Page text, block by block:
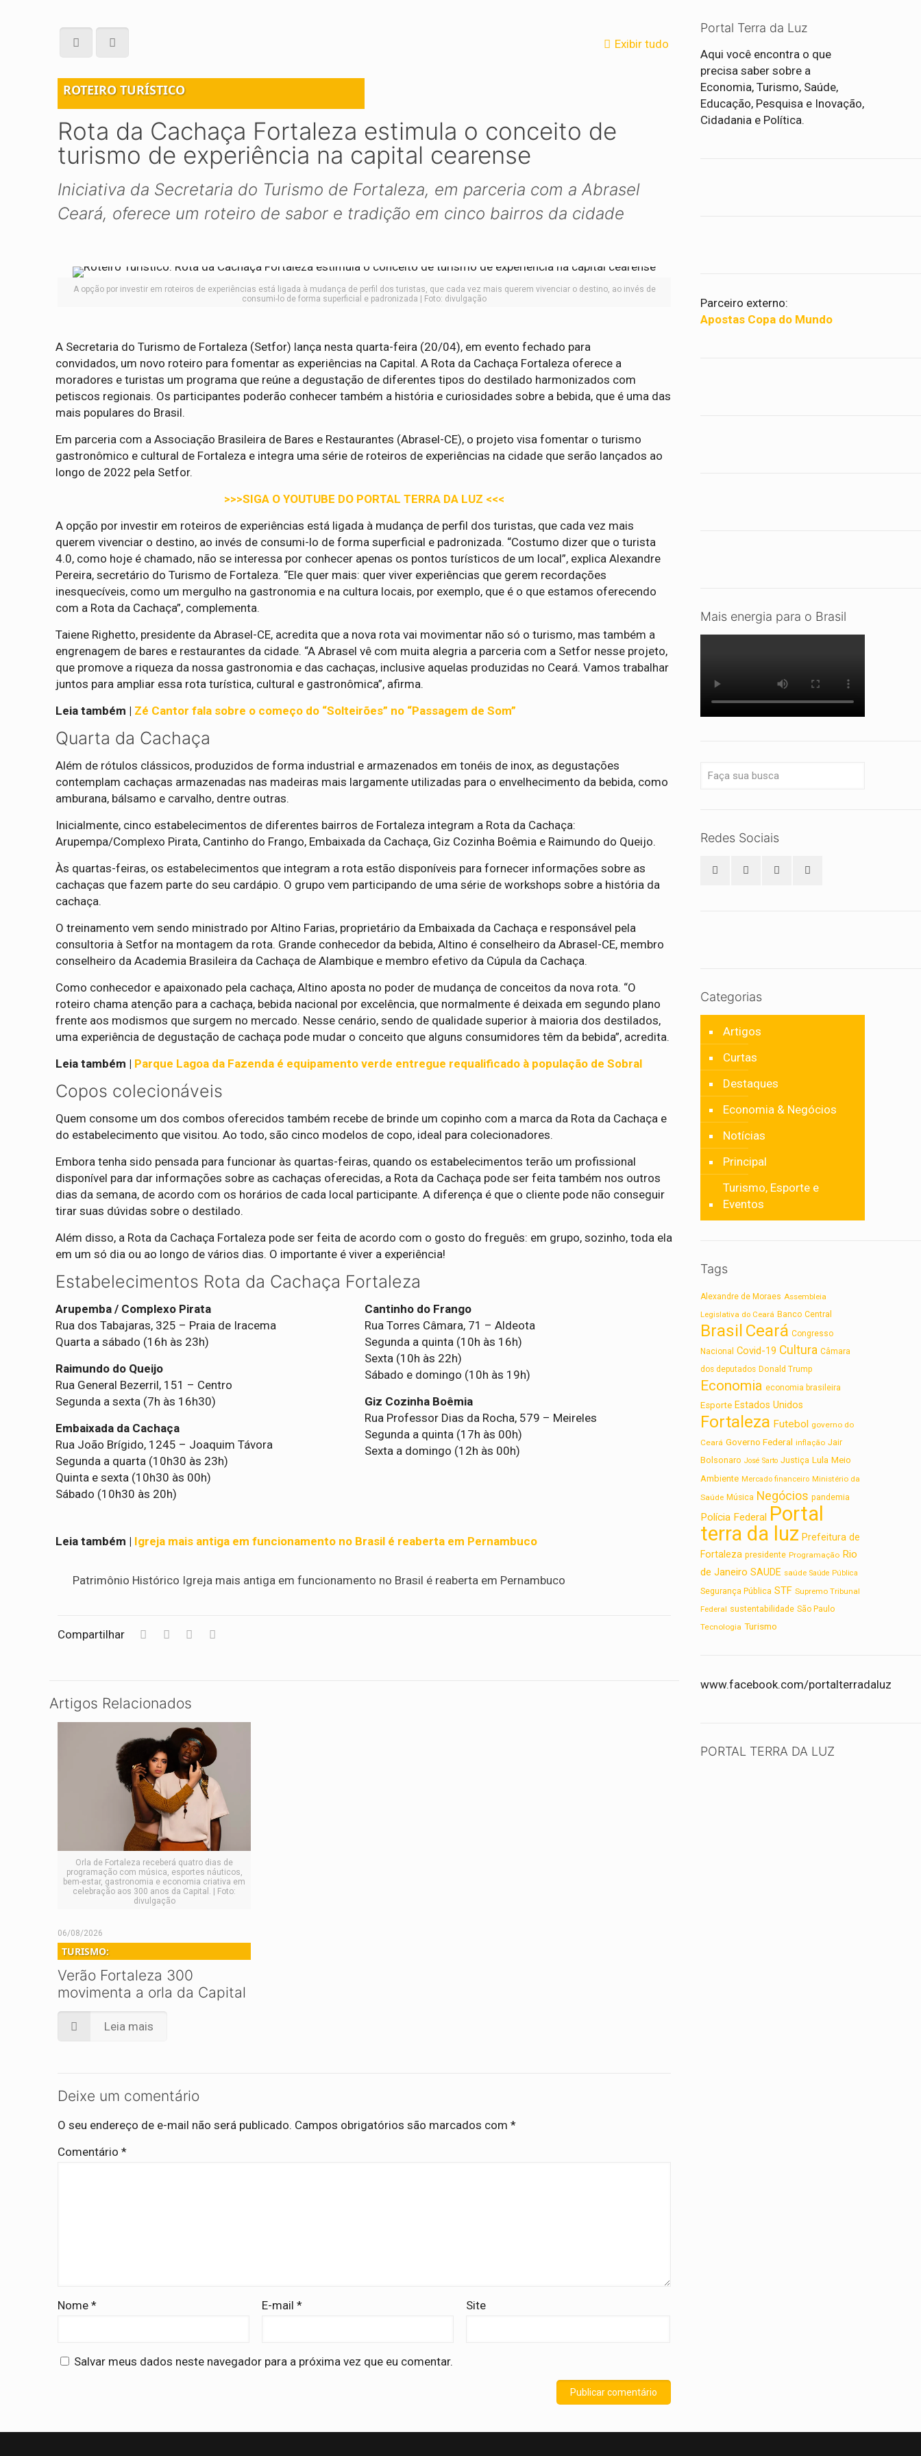
Exibir tudo
ROTEIRO TURÍSTICO
Rota da Cachaça Fortaleza estimula o conceito de
turismo de experiência na capital cearense
Iniciativa da Secretaria do Turismo de Fortaleza, em parceria com a Abrasel
Ceará, oferece um roteiro de sabor e tradição em cinco bairros da cidade
A opção por investir em roteiros de experiências está ligada à mudança de perfil dos turistas, que cada vez mais querem vivenciar o destino, ao invés de
consumi-lo de forma superficial e padronizada | Foto: divulgação
A Secretaria do Turismo de Fortaleza (Setfor) lança nesta quarta-feira (20/04), em evento fechado para
convidados, um novo roteiro para fomentar as experiências na Capital. A Rota da Cachaça Fortaleza oferece a
moradores e turistas um programa que reúne a degustação de diferentes tipos do destilado harmonizados com
petiscos regionais. Os participantes poderão conhecer também a história e curiosidades sobre a bebida, que é uma das
mais populares do Brasil.
Em parceria com a Associação Brasileira de Bares e Restaurantes (Abrasel-CE), o projeto visa fomentar o turismo
gastronômico e cultural de Fortaleza e integra uma série de roteiros de experiências na cidade que serão lançados ao
longo de 2022 pela Setfor.
>>>SIGA O YOUTUBE DO PORTAL TERRA DA LUZ <<<
A opção por investir em roteiros de experiências está ligada à mudança de perfil dos turistas, que cada vez mais
querem vivenciar o destino, ao invés de consumi-lo de forma superficial e padronizada. “Costumo dizer que o turista
4.0, como hoje é chamado, não se interessa por conhecer apenas os pontos turísticos de um local”, explica Alexandre
Pereira, secretário do Turismo de Fortaleza. “Ele quer mais: quer viver experiências que gerem recordações
inesquecíveis, como um mergulho na gastronomia e na cultura locais, por exemplo, que é o que estamos oferecendo
com a Rota da Cachaça”, complementa.
Taiene Righetto, presidente da Abrasel-CE, acredita que a nova rota vai movimentar não só o turismo, mas também a
engrenagem de bares e restaurantes da cidade. “A Abrasel vê com muita alegria a parceria com a Setfor nesse projeto,
que promove a riqueza da nossa gastronomia e das cachaças, inclusive aquelas produzidas no Ceará. Vamos trabalhar
juntos para ampliar essa rota turística, cultural e gastronômica”, afirma.
Leia também | Zé Cantor fala sobre o começo do “Solteirões” no “Passagem de Som”
Quarta da Cachaça
Além de rótulos clássicos, produzidos de forma industrial e armazenados em tonéis de inox, as degustações
contemplam cachaças armazenadas nas madeiras mais largamente utilizadas para o envelhecimento da bebida, como
amburana, bálsamo e carvalho, dentre outras.
Inicialmente, cinco estabelecimentos de diferentes bairros de Fortaleza integram a Rota da Cachaça:
Arupempa/Complexo Pirata, Cantinho do Frango, Embaixada da Cachaça, Giz Cozinha Boêmia e Raimundo do Queijo.
Às quartas-feiras, os estabelecimentos que integram a rota estão disponíveis para fornecer informações sobre as
cachaças que fazem parte do seu cardápio. O grupo vem participando de uma série de workshops sobre a história da
cachaça.
O treinamento vem sendo ministrado por Altino Farias, proprietário da Embaixada da Cachaça e responsável pela
consultoria à Setfor na montagem da rota. Grande conhecedor da bebida, Altino é conselheiro da Abrasel-CE, membro
conselheiro da Academia Brasileira da Cachaça de Alambique e membro efetivo da Cúpula da Cachaça.
Como conhecedor e apaixonado pela cachaça, Altino aposta no poder de mudança de conceitos da nova rota. “O
roteiro chama atenção para a cachaça, bebida nacional por excelência, que normalmente é deixada em segundo plano
frente aos modismos que surgem no mercado. Nesse cenário, sendo de qualidade superior à maioria dos destilados,
uma experiência de degustação de cachaça pode mudar o conceito que alguns consumidores têm da bebida”, acredita.
Leia também | Parque Lagoa da Fazenda é equipamento verde entregue requalificado à população de Sobral
Copos colecionáveis
Quem consome um dos combos oferecidos também recebe de brinde um copinho com a marca da Rota da Cachaça e
do estabelecimento que visitou. Ao todo, são cinco modelos de copo, ideal para colecionadores.
Embora tenha sido pensada para funcionar às quartas-feiras, quando os estabelecimentos terão um profissional
disponível para dar informações sobre as cachaças oferecidas, a Rota da Cachaça pode ser feita também nos outros
dias da semana, de acordo com os horários de cada local participante. A diferença é que o cliente pode não conseguir
tirar suas dúvidas sobre o destilado.
Além disso, a Rota da Cachaça Fortaleza pode ser feita de acordo com o gosto do freguês: em grupo, sozinho, toda ela
em um só dia ou ao longo de vários dias. O importante é viver a experiência!
Estabelecimentos Rota da Cachaça Fortaleza
Arupemba / Complexo Pirata
Rua dos Tabajaras, 325 – Praia de Iracema
Quarta a sábado (16h às 23h)
Raimundo do Queijo
Rua General Bezerril, 151 – Centro
Segunda a sexta (7h às 16h30)
Embaixada da Cachaça
Rua João Brígido, 1245 – Joaquim Távora
Segunda a quarta (10h30 às 23h)
Quinta e sexta (10h30 às 00h)
Sábado (10h30 às 20h)
Cantinho do Frango
Rua Torres Câmara, 71 – Aldeota
Segunda a quinta (10h às 16h)
Sexta (10h às 22h)
Sábado e domingo (10h às 19h)
Giz Cozinha Boêmia
Rua Professor Dias da Rocha, 579 – Meireles
Segunda a quinta (17h às 00h)
Sexta a domingo (12h às 00h)
Leia também | Igreja mais antiga em funcionamento no Brasil é reaberta em Pernambuco
Patrimônio Histórico Igreja mais antiga em funcionamento no Brasil é reaberta em Pernambuco
Compartilhar
Artigos Relacionados
Orla de Fortaleza receberá quatro dias de
programação com música, esportes náuticos,
bem-estar, gastronomia e economia criativa em
celebração aos 300 anos da Capital. | Foto:
divulgação
06/08/2026
TURISMO:
Verão Fortaleza 300
movimenta a orla da Capital
Leia mais
Deixe um comentário
O seu endereço de e-mail não será publicado. Campos obrigatórios são marcados com *
Comentário *
Nome * E-mail* Site
Salvar meus dados neste navegador para a próxima vez que eu comentar.
Portal Terra da Luz
Aqui você encontra o que
precisa saber sobre a
Economia, Turismo, Saúde,
Educação, Pesquisa e Inovação,
Cidadania e Política.
Parceiro externo:
Apostas Copa do Mundo
Mais energia para o Brasil
Redes Sociais
Categorias
Artigos
Curtas
Destaques
Economia & Negócios
Notícias
Principal
Turismo, Esporte e
Eventos
Tags
Alexandre de Moraes Assembleia
Legislativa do Ceará Banco Central
Brasil Ceará Congresso
Nacional
Covid-19 Cultura Câmara
dos deputados Donald Trump
Economia economia brasileira
Esporte Estados Unidos
Fortaleza Futebol governo do
Ceará Governo Federal inflação Jair
Bolsonaro José Sarto Justiça Lula Meio
Ambiente Mercado financeiro Ministério da
Saúde Música Negócios pandemia
Polícia Federal Portal
terra da luz Prefeitura de
Fortaleza presidente Programação Rio
de Janeiro SAUDE saúde Saúde Pública
Segurança Pública STF Supremo Tribunal
Federal sustentabilidade São Paulo
Tecnologia Turismo
www.facebook.com/portalterradaluz
PORTAL TERRA DA LUZ